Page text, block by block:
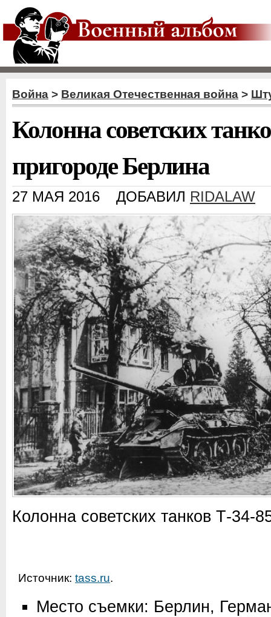
Война > Великая Отечественная война >
Колонна советских
пригороде Берлина
27 МАЯ 2016 ДОБАВИЛ RIDALAW
Колонна советских танков Т-34-
Источник: tass.ru.
Место съемки: Берлин,